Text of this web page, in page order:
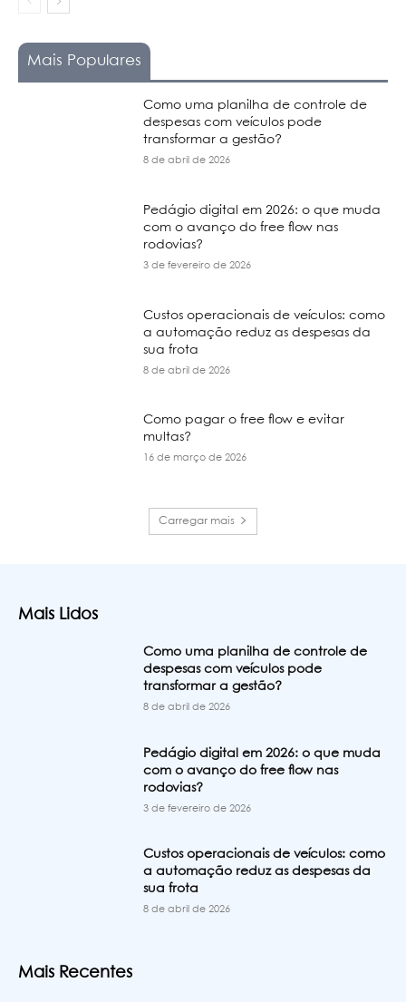
Mais Populares
Como uma planilha de controle de
despesas com veículos pode
transformar a gestão?
8 de abril de 2026
Pedágio digital em 2026: o que muda
com o avanço do free flow nas
rodovias?
3 de fevereiro de 2026
Custos operacionais de veículos: como
a automação reduz as despesas da
sua frota
8 de abril de 2026
Como pagar o free flow e evitar
multas?
16 de março de 2026
Carregar mais
Mais Lidos
Como uma planilha de controle de
despesas com veículos pode
transformar a gestão?
8 de abril de 2026
Pedágio digital em 2026: o que muda
com o avanço do free flow nas
rodovias?
3 de fevereiro de 2026
Custos operacionais de veículos: como
a automação reduz as despesas da
sua frota
8 de abril de 2026
Mais Recentes